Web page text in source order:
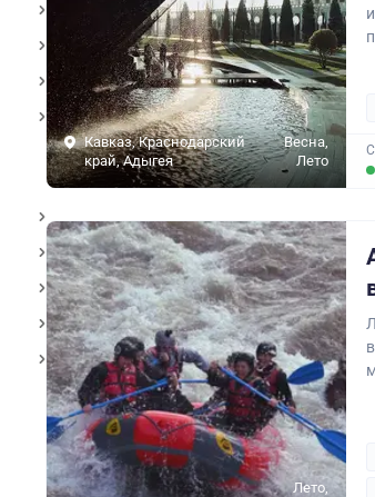
Кавказ, Краснодарский
край, Адыгея
Весна,
Лето
Лето,